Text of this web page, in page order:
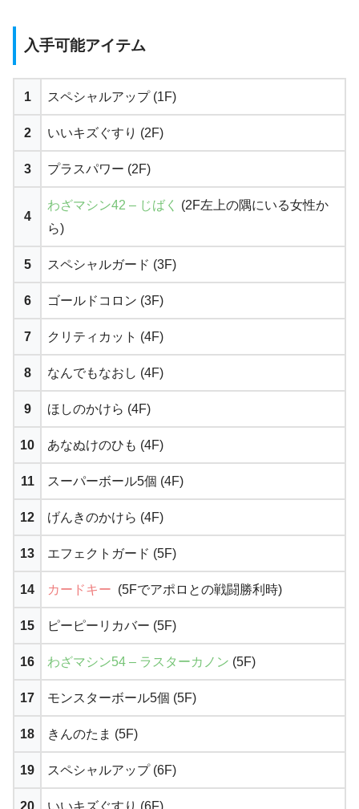
入手可能アイテム
1 スペシャルアップ (1F)
2 いいキズぐすり (2F)
3 プラスパワー (2F)
4
わざマシン42 – じばく
(2F左上の隅にいる女性か
ら)
5 スペシャルガード (3F)
6 ゴールドコロン (3F)
7 クリティカット (4F)
8 なんでもなおし (4F)
9 ほしのかけら (4F)
10 あなぬけのひも (4F)
11 スーパーボール5個 (4F)
12 げんきのかけら (4F)
13 エフェクトガード (5F)
14 カードキー (5Fでアポロとの戦闘勝利時)
15 ピーピーリカバー (5F)
16 わざマシン54 – ラスターカノン (5F)
17 モンスターボール5個 (5F)
18 きんのたま (5F)
19 スペシャルアップ (6F)